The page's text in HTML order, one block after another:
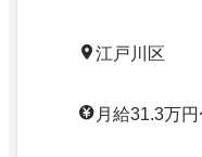
江戸川区
月給31.3万